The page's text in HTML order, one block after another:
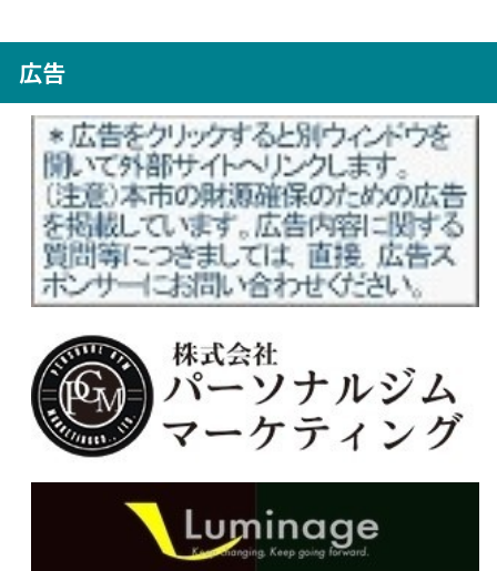
広告